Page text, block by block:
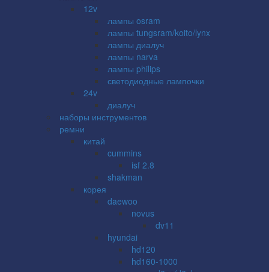
12v
лампы osram
лампы tungsram/koito/lynx
лампы диалуч
лампы narva
лампы philips
светодиодные лампочки
24v
диалуч
наборы инструментов
ремни
китай
cummins
isf 2.8
shakman
корея
daewoo
novus
dv11
hyundai
hd120
hd160-1000